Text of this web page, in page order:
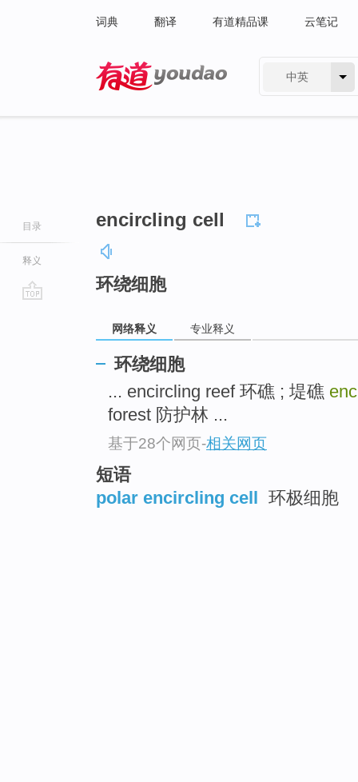
词典 翻译 有道精品课 云笔记
中英
目录
释义
encircling cell
环绕细胞
网络释义 专业释义
环绕细胞
... encircling reef 环礁 ; 堤礁
forest 防护林 ...
基于28个网页-相关网页
短语
polar encircling cell 环极细胞